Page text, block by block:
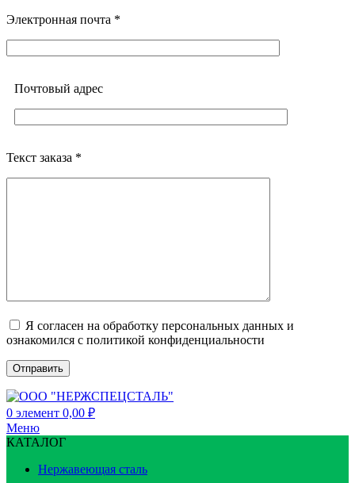
Электронная почта *
Почтовый адреc
Текст заказа *
Я согласен на обработку персональных данных и
ознакомился с политикой конфиденциальности
0 элемент 0,00 ₽
Меню
КАТАЛОГ
Нержавеющая сталь